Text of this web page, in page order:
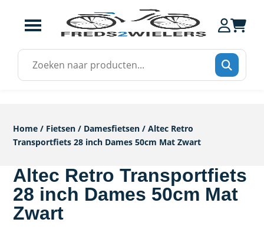
Zoek
naar:
Home / Fietsen / Damesfietsen / Altec Retro
Transportfiets 28 inch Dames 50cm Mat Zwart
Altec Retro Transportfiets
28 inch Dames 50cm Mat
Zwart